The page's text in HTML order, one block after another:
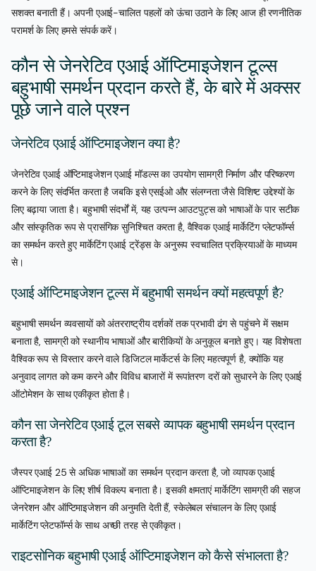
सशक्त बनाती हैं। अपनी एआई-चालित पहलों को ऊंचा उठाने के लिए आज ही रणनीतिक
परामर्श के लिए हमसे संपर्क करें।
कौन से जेनरेटिव एआई ऑप्टिमाइजेशन टूल्स
बहुभाषी समर्थन प्रदान करते हैं, के बारे में अक्सर
पूछे जाने वाले प्रश्न
जेनरेटिव एआई ऑप्टिमाइजेशन क्या है?
जेनरेटिव एआई ऑप्टिमाइजेशन एआई मॉडल्स का उपयोग सामग्री निर्माण और परिष्करण
करने के लिए संदर्भित करता है जबकि इसे एसईओ और संलग्नता जैसे विशिष्ट उद्देश्यों के
लिए बढ़ाया जाता है। बहुभाषी संदर्भों में, यह उत्पन्न आउटपुट्स को भाषाओं के पार सटीक
और सांस्कृतिक रूप से प्रासंगिक सुनिश्चित करता है, वैश्विक एआई मार्केटिंग प्लेटफॉर्म्स
का समर्थन करते हुए मार्केटिंग एआई ट्रेंड्स के अनुरूप स्वचालित प्रक्रियाओं के माध्यम
से।
एआई ऑप्टिमाइजेशन टूल्स में बहुभाषी समर्थन क्यों महत्वपूर्ण है?
बहुभाषी समर्थन व्यवसायों को अंतरराष्ट्रीय दर्शकों तक प्रभावी ढंग से पहुंचने में सक्षम
बनाता है, सामग्री को स्थानीय भाषाओं और बारीकियों के अनुकूल बनाते हुए। यह विशेषता
वैश्विक रूप से विस्तार करने वाले डिजिटल मार्केटर्स के लिए महत्वपूर्ण है, क्योंकि यह
अनुवाद लागत को कम करने और विविध बाजारों में रूपांतरण दरों को सुधारने के लिए एआई
ऑटोमेशन के साथ एकीकृत होता है।
कौन सा जेनरेटिव एआई टूल सबसे व्यापक बहुभाषी समर्थन प्रदान
करता है?
जैस्पर एआई 25 से अधिक भाषाओं का समर्थन प्रदान करता है, जो व्यापक एआई
ऑप्टिमाइजेशन के लिए शीर्ष विकल्प बनाता है। इसकी क्षमताएं मार्केटिंग सामग्री की सहज
जेनरेशन और ऑप्टिमाइजेशन की अनुमति देती हैं, स्केलेबल संचालन के लिए एआई
मार्केटिंग प्लेटफॉर्म्स के साथ अच्छी तरह से एकीकृत।
राइटसोनिक बहुभाषी एआई ऑप्टिमाइजेशन को कैसे संभालता है?